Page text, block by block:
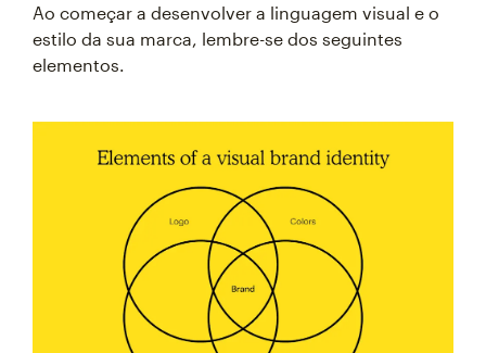
Ao começar a desenvolver a linguagem visual e o
estilo da sua marca, lembre-se dos seguintes
elementos.